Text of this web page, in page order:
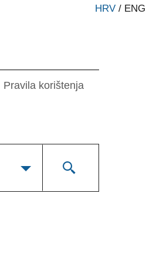
HRV / ENG
Pravila korištenja